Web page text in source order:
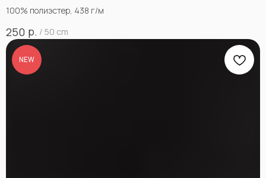
100% полиэстер, 438 г/м
250 р. / 50 cm
NEW